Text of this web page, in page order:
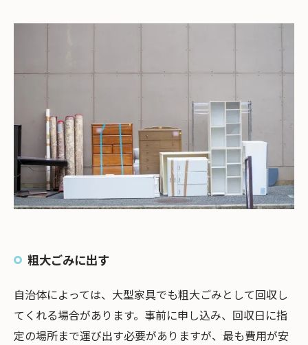
粗大ごみに出す
自治体によっては、大型家具でも粗大ごみとして回収し
てくれる場合があります。事前に申し込み、回収日に指
定の場所まで運び出す必要がありますが、最も費用が安